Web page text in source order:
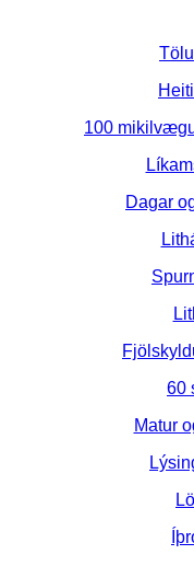
100
Dagar
60
Matur